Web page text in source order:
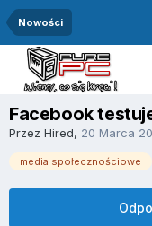
Nowości
Facebook
Przez Hired, 20 Marca
media społecznościowe